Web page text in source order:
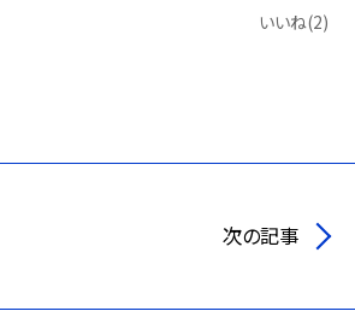
いいね(2)
次の記事